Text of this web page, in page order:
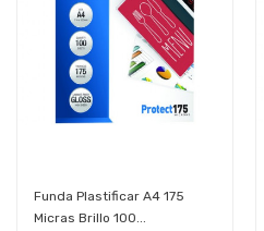
Funda Plastificar A4 175
Micras Brillo 100...